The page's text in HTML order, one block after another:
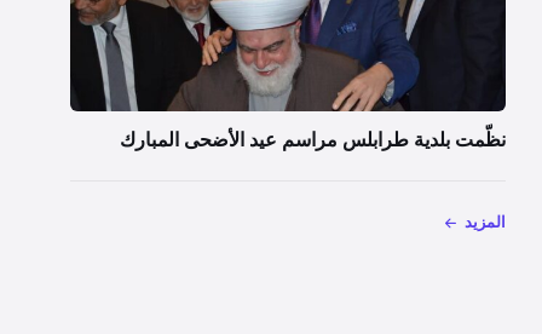
نظّمت بلدية طرابلس مراسم عيد الأضحى المبارك
المزيد